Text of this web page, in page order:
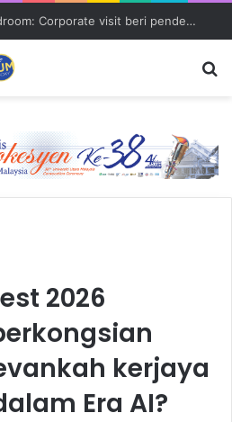
BGS beyond the boardroom: Corporate visit beri pendedahan dunia korporat kepada PELAJAR UUM
2026
kerjaya
Era AI?